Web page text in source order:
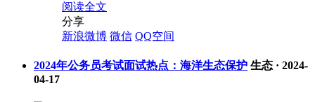
阅读全文
分享
新浪微博 微信 QQ空间
2024年公务员考试面试热点：海洋生态保护 生态 · 2024-
04-17